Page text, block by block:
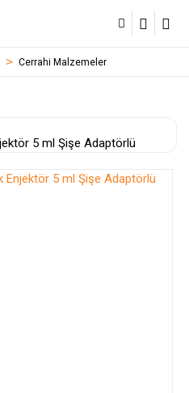
Cerrahi Malzemeler